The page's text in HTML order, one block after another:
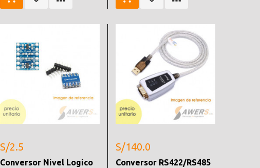
S/2.5
Conversor Nivel Logico
S/140.0
Conversor RS422/RS485